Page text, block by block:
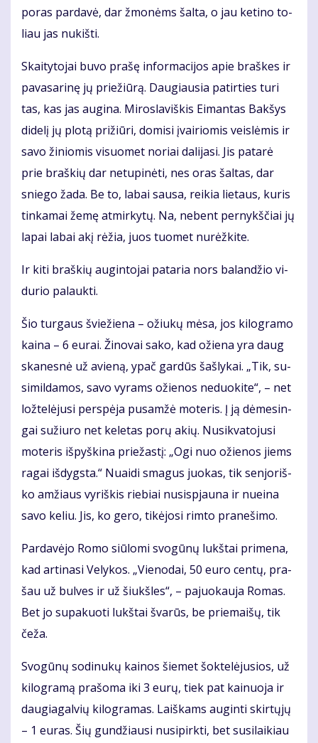
po­ras par­da­vė, dar žmo­nėms šal­ta, o jau ke­ti­no to­
liau jas nu­kiš­ti.
Skai­ty­to­jai bu­vo pra­šę in­for­ma­ci­jos apie braš­kes ir
pa­va­sa­ri­nę jų prie­žiū­rą. Dau­giau­sia pa­tir­ties tu­ri
tas, kas jas au­gi­na. Mi­ros­la­viš­kis Ei­man­tas Bak­šys
di­de­lį jų plo­tą pri­žiū­ri, do­mi­si įvai­rio­mis veis­lė­mis ir
sa­vo ži­nio­mis vi­suo­met no­riai da­li­ja­si. Jis pa­ta­rė
prie braš­kių dar ne­tu­pi­nė­ti, nes oras šal­tas, dar
snie­go ža­da. Be to, la­bai sau­sa, rei­kia lie­taus, ku­ris
tin­ka­mai že­mę at­mir­ky­tų. Na, ne­bent per­nykš­čiai jų
la­pai la­bai akį rė­žia, juos tuo­met nu­rėž­ki­te.
Ir ki­ti braš­kių au­gin­to­jai pa­ta­ria nors ba­lan­džio vi­
du­rio pa­lauk­ti.
Šio tur­gaus švie­žie­na – ožiu­kų mė­sa, jos ki­log­ra­mo
kai­na – 6 eu­rai. Ži­no­vai sa­ko, kad ožie­na yra daug
ska­nes­nė už avie­ną, ypač gar­dūs šaš­ly­kai. „Tik, su­
si­mil­da­mos, sa­vo vy­rams ožie­nos ne­duo­ki­te“, – net
lož­te­lė­ju­si per­spė­ja pus­am­žė mo­te­ris. Į ją dė­me­sin­
gai su­žiu­ro net ke­le­tas po­rų akių. Nu­si­kva­to­ju­si
mo­te­ris iš­pyš­ki­na prie­žas­tį: „Ogi nuo ožie­nos jiems
ra­gai iš­dygs­ta.“ Nu­ai­di sma­gus juo­kas, tik sen­jo­riš­
ko am­žiaus vy­riš­kis rie­biai nu­si­spjau­na ir nu­ei­na
sa­vo ke­liu. Jis, ko ge­ro, ti­kė­jo­si rim­to pra­ne­ši­mo.
Par­da­vė­jo Ro­mo siū­lo­mi svo­gū­nų lukš­tai pri­me­na,
kad ar­ti­na­si Ve­ly­kos. „Vie­no­dai, 50 eu­ro cen­tų, pra­
šau už bul­ves ir už šiukš­les“, – pa­juo­kau­ja Ro­mas.
Bet jo su­pa­kuo­ti lukš­tai šva­rūs, be prie­mai­šų, tik
če­ža.
Svo­gū­nų so­di­nu­kų kai­nos šie­met šok­te­lė­ju­sios, už
ki­log­ra­mą pra­šo­ma iki 3 eu­rų, tiek pat kai­nuo­ja ir
dau­gia­gal­vių ki­log­ra­mas. Laiš­kams au­gin­ti skir­tų­jų
– 1 eu­ras. Šių gun­džiau­si nu­si­pirk­ti, bet su­si­lai­kiau